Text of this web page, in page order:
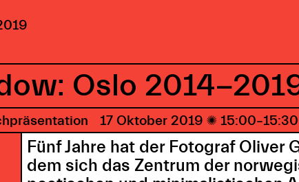
Oslo 2014-
17 Oktober 2019  15:00–15:30
Fünf Jahre hat der Fotograf Oliver
dem sich das Zentrum der